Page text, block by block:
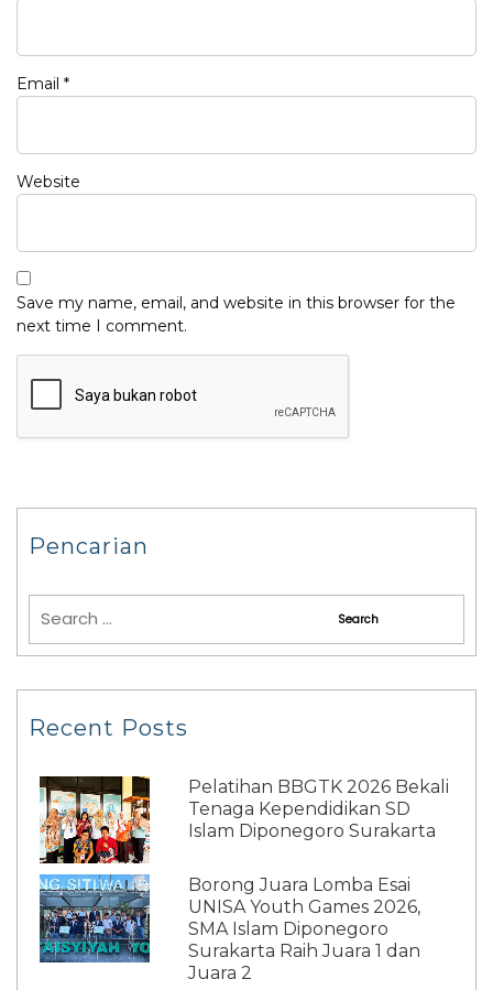
Email *
Website
Save my name, email, and website in this browser for the
next time I comment.
Pencarian
Recent Posts
Pelatihan BBGTK 2026 Bekali
Tenaga Kependidikan SD
Islam Diponegoro Surakarta
Borong Juara Lomba Esai
UNISA Youth Games 2026,
SMA Islam Diponegoro
Surakarta Raih Juara 1 dan
Juara 2